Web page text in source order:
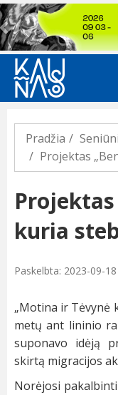
Previous
Pradžia
Projektas
kuria
Paskelbta: 2023-09-
„Motina ir Tėvynė
metų ant lininio
suponavo idėją
skirtą migracijos
Norėjosi